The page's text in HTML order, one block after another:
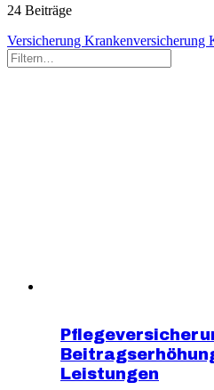
24 Beiträge
Versicherung Krankenversicherung
Leistungen